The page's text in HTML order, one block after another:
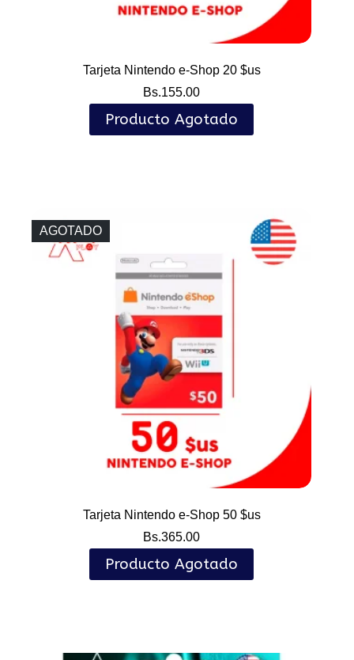
Tarjeta Nintendo e-Shop 20 $us
Bs.155.00
Producto Agotado
AGOTADO
Tarjeta Nintendo e-Shop 50 $us
Bs.365.00
Producto Agotado